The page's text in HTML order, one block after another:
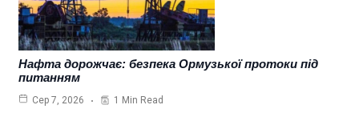
Нафта дорожчає: безпека Ормузької протоки під
питанням
Сер 7, 2026 1 Min Read